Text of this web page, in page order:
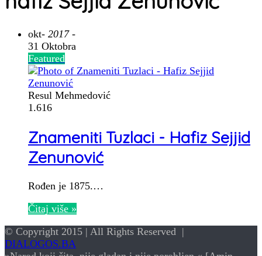
okt- 2017 -
31 Oktobra
Featured
Resul Mehmedović
1.616
Znameniti Tuzlaci - Hafiz Sejjid
Zenunović
Rođen je 1875.…
Čitaj više »
© Copyright 2015 | All Rights Reserved |
DIALOGOS.BA